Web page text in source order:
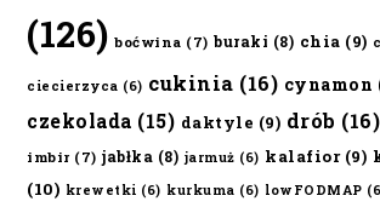
(126) boćwina (7) buraki (8) chia (9)
ciecierzyca (6) cukinia (16) cynamon
czekolada (15) daktyle (9) drób (16)
imbir (7) jabłka (8) jarmuż (6) kalafior(9)
(10) krewetki (6) kurkuma (6) lowFODMAP